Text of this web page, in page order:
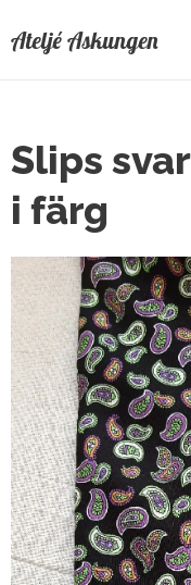
Ateljé Askungen
Slips
i färg